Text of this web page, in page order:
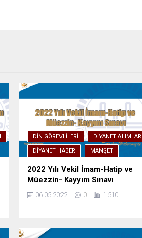
DIN GÖREVLILERI DIYANET ALIMLARI
DIYANET HABER MANŞET
2022 Yılı Vekil İmam-Hatip ve
Müezzin- Kayyım Sınavı
06.05.2022 0 1.510